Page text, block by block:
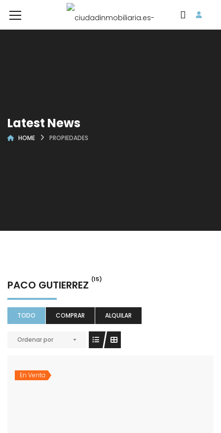
Latest News
HOME PROPIEDADES
PACO GUTIERREZ (15)
TODO COMPRAR ALQUILAR
Ordenar por
En Venta